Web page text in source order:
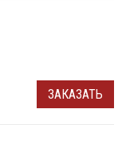
ЗАКАЗАТЬ